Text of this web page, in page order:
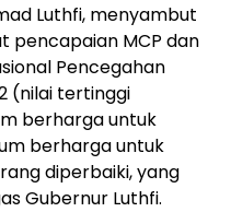
Luthfi, menyambut
pencapaian MCP dan
Pencegahan
(nilai tertinggi
berharga untuk
berharga untuk
diperbaiki, yang
Gubernur Luthfi.